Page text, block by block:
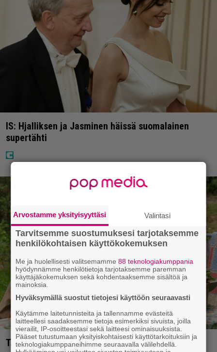
IS: Hjalliksen ja Jasminen häissä suomalainen
supertähti
Tänään tv:ssä: Koskettava kotimainen elokuva
Arvostamme yksityisyyttäsi Valintasi
Tarvitsemme suostumuksesi tarjotaksemme
henkilökohtaisen käyttökokemuksen
Me ja huolellisesti valitsemamme88 teknologiakumppania
hyödynnämme henkilötietoja tarjotaksemme paremman
käyttäjäkokemuksen sekä kohdentaaksemme sisältöä ja
mainoksia.
Hyväksymällä suostut tietojesi käyttöön seuraavasti
Käytämme laitetunnisteita ja tallennamme evästeitä
laitteellesi saadaksemme tietoja esimerkiksi sivuista, joilla
vierailit, IP-osoitteestasi sekä laitteesi ominaisuuksista.
Pääset tutustumaan yksityiskohtaisesti käyttötarkoituksiin ja
teknologiakumppaneihimme seuraavalla välilehdellä.